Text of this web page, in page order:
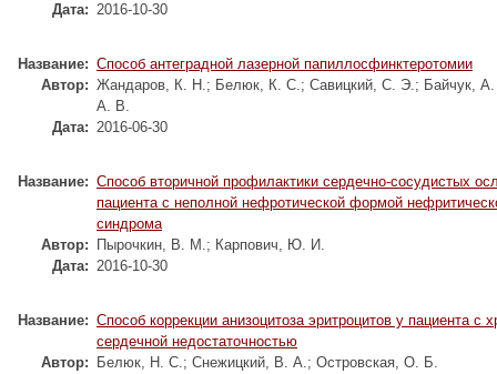
Дата: 2016-10-30
Название: Способ антеградной лазерной папиллосфинктеротомии
Автор: Жандаров, К. Н.; Белюк, К. С.; Савицкий, С. Э.; Байчук,
А. В.
Дата: 2016-06-30
Название: Способ вторичной профилактики сердечно-сосудистых
пациента с неполной нефротической формой
синдрома
Автор:
Пырочкин, В. М.; Карпович, Ю. И.
Дата: 2016-10-30
Название: Способ коррекции анизоцитоза эритроцитов у пациента с
сердечной недостаточностью
Автор:
Белюк, Н. С.; Снежицкий, В. А.; Островская, О. Б.